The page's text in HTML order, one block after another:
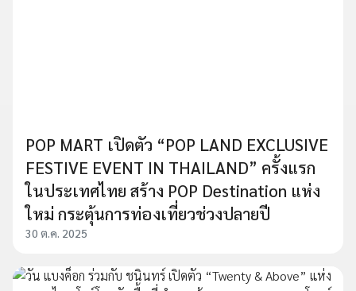
POP MART เปิดตัว “POP LAND EXCLUSIVE
FESTIVE EVENT IN THAILAND” ครั้งแรก
ในประเทศไทย สร้าง POP Destination แห่ง
ใหม่ กระตุ้นการท่องเที่ยวช่วงปลายปี
30 ต.ค. 2025